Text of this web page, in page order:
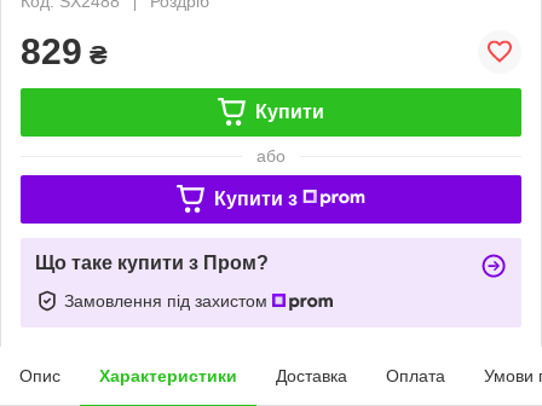
829 ₴
Купити
або
Купити з
Що таке купити з Пром?
Замовлення під захистом
Опис Характеристики Доставка Оплата Умови